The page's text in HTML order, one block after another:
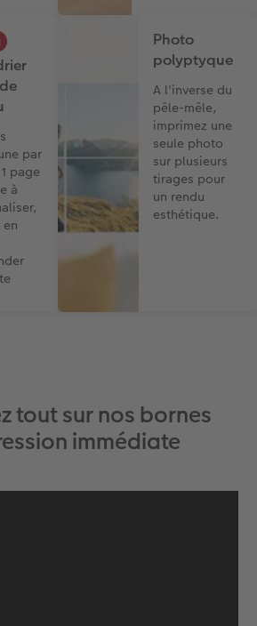
par
page
à
Photo
polyptyque
A l'inverse du
pêle-mêle,
imprimez une
seule photo
sur plusieurs
tirages pour
un rendu
esthétique.
tout sur nos bornes
immédiate